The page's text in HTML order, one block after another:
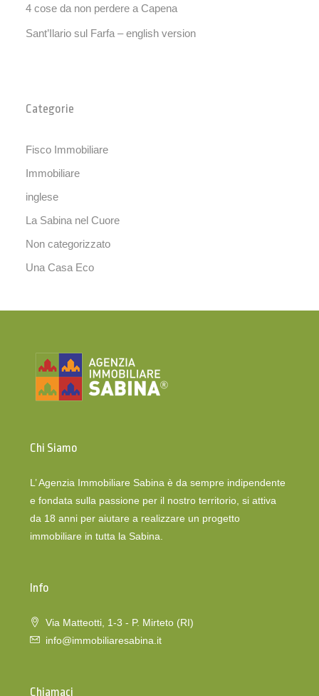
4 cose da non perdere a Capena
Sant’Ilario sul Farfa – english version
Categorie
Fisco Immobiliare
Immobiliare
inglese
La Sabina nel Cuore
Non categorizzato
Una Casa Eco
Chi Siamo
L’ Agenzia Immobiliare Sabina è da sempre indipendente
e fondata sulla passione per il nostro territorio, si attiva
da 18 anni per aiutare a realizzare un progetto
immobiliare in tutta la Sabina.
Info
Via Matteotti, 1-3 - P. Mirteto (RI)
info@immobiliaresabina.it
Chiamaci